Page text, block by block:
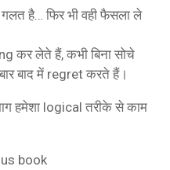
है… फिर भी वही फैसला ले
कर लेते हैं, कभी बिना सोचे
बाद में regret करते हैं।
हमेशा logical तरीके से काम
book